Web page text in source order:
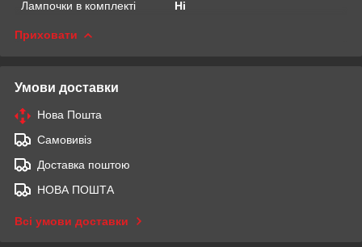
Лампочки в комплекті
Ні
Приховати
Умови доставки
Нова Пошта
Самовивіз
Доставка поштою
НОВА ПОШТА
Всі умови доставки